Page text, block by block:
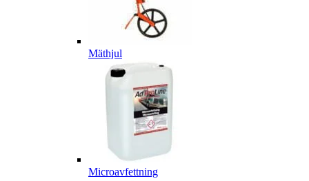
Mäthjul
Microavfettning